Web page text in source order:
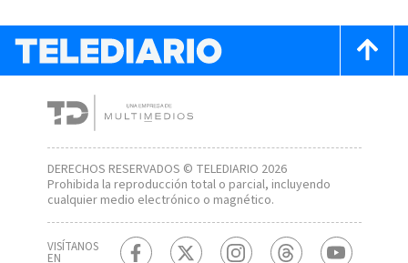
DERECHOS RESERVADOS © TELEDIARIO 2026
Prohibida la reproducción total o parcial, incluyendo
cualquier medio electrónico o magnético.
VISÍTANOS
EN